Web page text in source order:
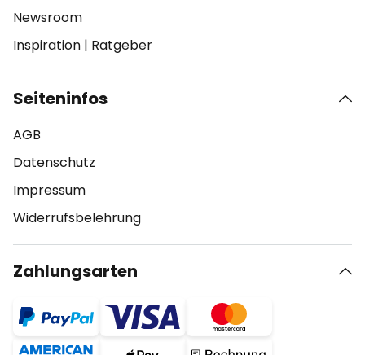
Newsroom
Inspiration | Ratgeber
Seiteninfos
AGB
Datenschutz
Impressum
Widerrufsbelehrung
Zahlungsarten